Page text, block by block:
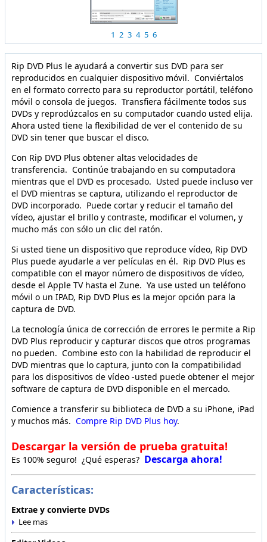
1 2 3 4 5 6
Rip DVD Plus le ayudará a convertir sus DVD para ser
reproducidos en cualquier dispositivo móvil. Conviértalos
en el formato correcto para su reproductor portátil, teléfono
móvil o consola de juegos. Transfiera fácilmente todos sus
DVDs y reprodúzcalos en su computador cuando usted elija.
Ahora usted tiene la flexibilidad de ver el contenido de su
DVD sin tener que buscar el disco.
Con Rip DVD Plus obtener altas velocidades de
transferencia. Continúe trabajando en su computadora
mientras que el DVD es procesado. Usted puede incluso ver
el DVD mientras se captura, utilizando el reproductor de
DVD incorporado. Puede cortar y reducir el tamaño del
vídeo, ajustar el brillo y contraste, modificar el volumen, y
mucho más con sólo un clic del ratón.
Si usted tiene un dispositivo que reproduce vídeo, Rip DVD
Plus puede ayudarle a ver películas en él. Rip DVD Plus es
compatible con el mayor número de dispositivos de vídeo,
desde el Apple TV hasta el Zune. Ya use usted un teléfono
móvil o un IPAD, Rip DVD Plus es la mejor opción para la
captura de DVD.
La tecnología única de corrección de errores le permite a Rip
DVD Plus reproducir y capturar discos que otros programas
no pueden. Combine esto con la habilidad de reproducir el
DVD mientras que lo captura, junto con la compatibilidad
para los dispositivos de vídeo -usted puede obtener el mejor
software de captura de DVD disponible en el mercado.
Comience a transferir su biblioteca de DVD a su iPhone, iPad
y muchos más. Compre Rip DVD Plus hoy.
Descargar la versión de prueba gratuita!
Es 100% seguro! ¿Qué esperas? Descarga ahora!
Características:
Extrae y convierte DVDs